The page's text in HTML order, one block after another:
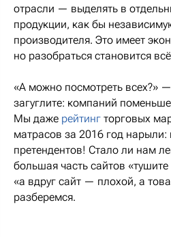
отрасли — выделять в
продукции, как бы
производителя. Это имеет
но разобраться становится
«А можно посмотреть всех?»
загуглите: компаний
Мы даже рейтинг торговых
матрасов за 2016 год
претендентов! Стало ли нам
большая часть сайтов
«а вдруг сайт — плохой, а
разберемся.